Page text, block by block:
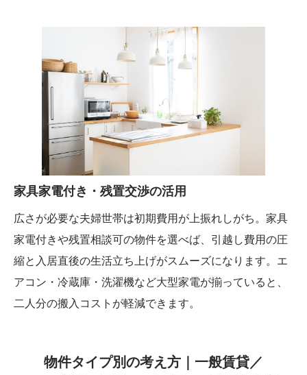
家具家電付き・残置交渉の活用
広さが必要な夫婦世帯は初期費用が上振れしがち。家具
家電付きや残置相談可の物件を選べば、引越し費用の圧
縮と入居直後の生活立ち上げがスムーズになります。エ
アコン・冷蔵庫・洗濯機など大型家電が揃っていると、
二人分の搬入コストが軽減できます。
物件タイプ別の考え方｜一般賃貸／